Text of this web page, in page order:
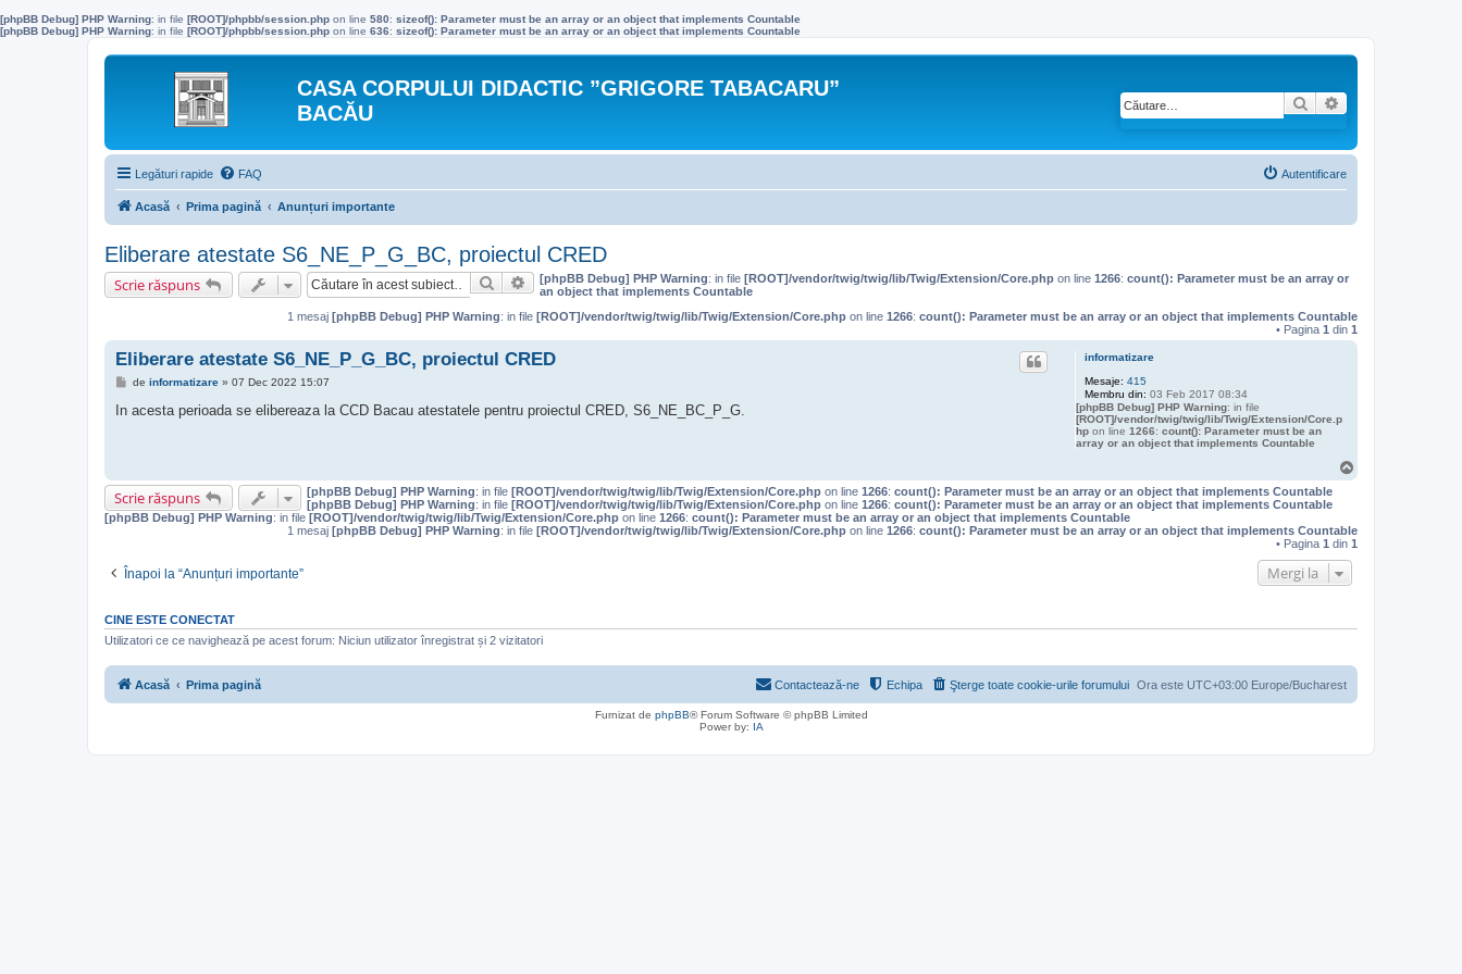
[phpBB Debug] PHP Warning: in file [ROOT]/phpbb/session.php on line 580: sizeof(): Parameter must be an array or an object that implements Countable
[phpBB Debug] PHP Warning: in file [ROOT]/phpbb/session.php on line 636: sizeof(): Parameter must be an array or an object that implements Countable
CASA CORPULUI DIDACTIC ”GRIGORE TABACARU”
BACĂU
Căutare
Legături rapide FAQ Autentificare
Acasă Prima pagină Anunțuri importante
Eliberare atestate S6_NE_P_G_BC, proiectul CRED
Scrie răspuns CăutareCăutare avansată
[phpBB Debug] PHP Warning: in file [ROOT]/vendor/twig/twig/lib/Twig/Extension/Core.php on line 1266: count(): Parameter must be an array or
an object that implements Countable
1 mesaj [phpBB Debug] PHP Warning: in file [ROOT]/vendor/twig/twig/lib/Twig/Extension/Core.php on line 1266: count(): Parameter must be an array or an object that implements Countable
• Pagina 1 din 1
informatizare
Mesaje: 415
Membru din: 03 Feb 2017 08:34
[phpBB Debug] PHP Warning: in file
[ROOT]/vendor/twig/twig/lib/Twig/Extension/Core.p
hpon line 1266: count(): Parameter must be an
array or an object that implements Countable
Eliberare atestate S6_NE_P_G_BC, proiectul CRED
M
s
de informatizare» 07 Dec 2022 15:07
In acesta perioada se elibereaza la CCD Bacau atestatele pentru proiectul CRED, S6_NE_BC_P_G.
Scrie răspuns [phpBB Debug] PHP Warning: in file [ROOT]/vendor/twig/twig/lib/Twig/Extension/Core.php on line 1266: count(): Parameter must be an array or an object that implements Countable
[phpBB Debug] PHP Warning: in file [ROOT]/vendor/twig/twig/lib/Twig/Extension/Core.php on line 1266: count(): Parameter must be an array or an object that implements Countable
[phpBB Debug] PHP Warning: in file [ROOT]/vendor/twig/twig/lib/Twig/Extension/Core.php on line 1266: count(): Parameter must be an array or an object that implements Countable
1 mesaj [phpBB Debug] PHP Warning: in file [ROOT]/vendor/twig/twig/lib/Twig/Extension/Core.php on line 1266: count(): Parameter must be an array or an object that implements Countable
• Pagina 1 din 1
Înapoi la “Anunțuri importante” Mergi la
CINE ESTE CONECTAT
Utilizatori ce ce navighează pe acest forum: Niciun utilizator înregistrat și 2 vizitatori
Acasă Prima pagină Ora este UTC+03:00 Europe/Bucharest
Şterge toate cookie-urile forumului
Echipa
Contactează-ne
Furnizat de phpBB® Forum Software © phpBB Limited
Power by: IA